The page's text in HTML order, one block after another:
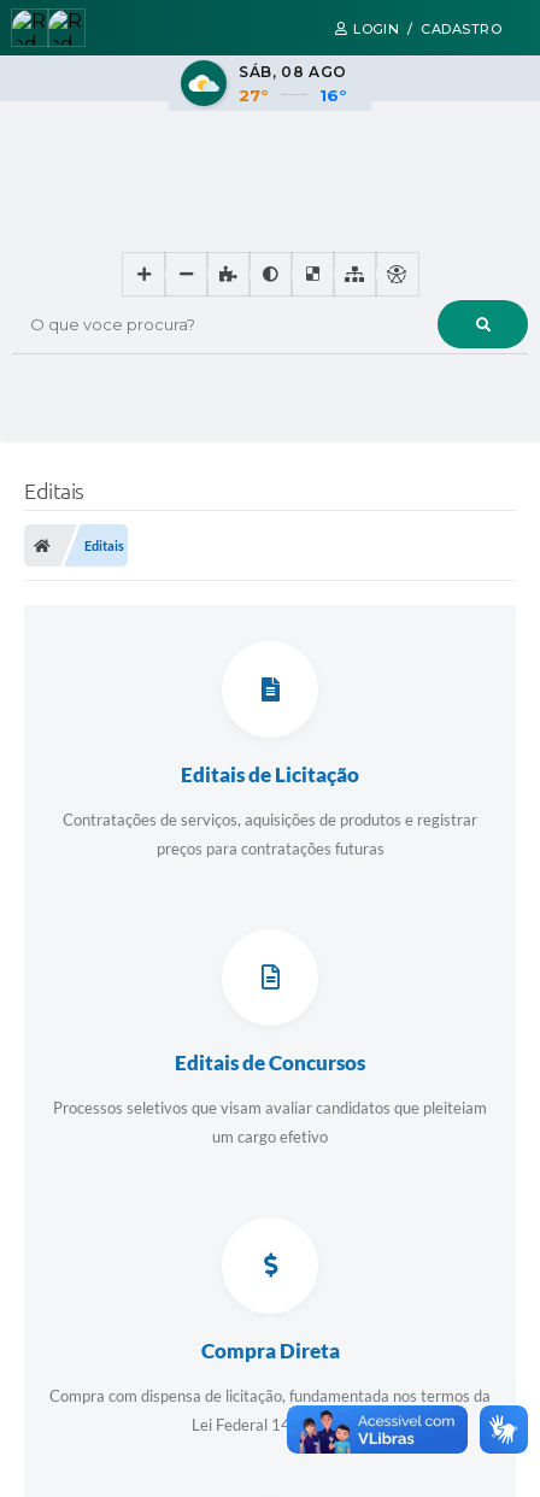
LOGIN / CADASTRO
O que voce procura?
SÁB 08 AGO
27° 16°
Editais
Editais
Editais de Licitação
Contratações de serviços, aquisições de produtos e registrar
preços para contratações futuras
Editais de Concursos
Processos seletivos que visam avaliar candidatos que pleiteiam
um cargo efetivo
Compra Direta
Compra com dispensa de licitação, fundamentada nos termos da
Lei Federal 14.133/21